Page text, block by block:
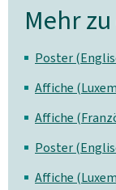
Mehr
Poster
Affiche
Affiche
Poster
Affiche